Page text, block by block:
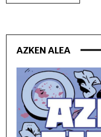
AZKEN ALEA